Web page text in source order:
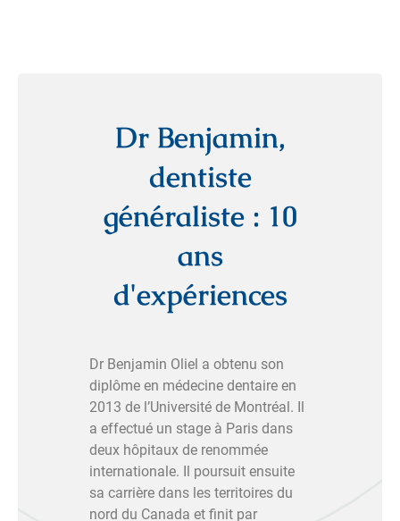
Dr Benjamin,
dentiste
généraliste : 10
ans
d'expériences
Dr Benjamin Oliel a obtenu son
diplôme en médecine dentaire en
2013 de l’Université de Montréal. Il
a effectué un stage à Paris dans
deux hôpitaux de renommée
internationale. Il poursuit ensuite
sa carrière dans les territoires du
nord du Canada et finit par